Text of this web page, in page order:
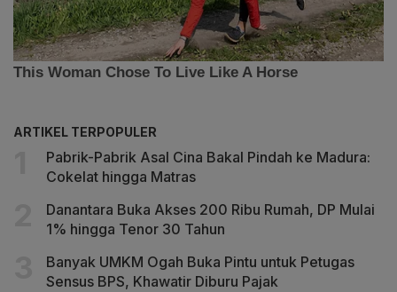
ARTIKEL TERPOPULER
Pabrik-Pabrik Asal Cina Bakal Pindah ke Madura:
Cokelat hingga Matras
Danantara Buka Akses 200 Ribu Rumah, DP Mulai
1% hingga Tenor 30 Tahun
Banyak UMKM Ogah Buka Pintu untuk Petugas
Sensus BPS, Khawatir Diburu Pajak